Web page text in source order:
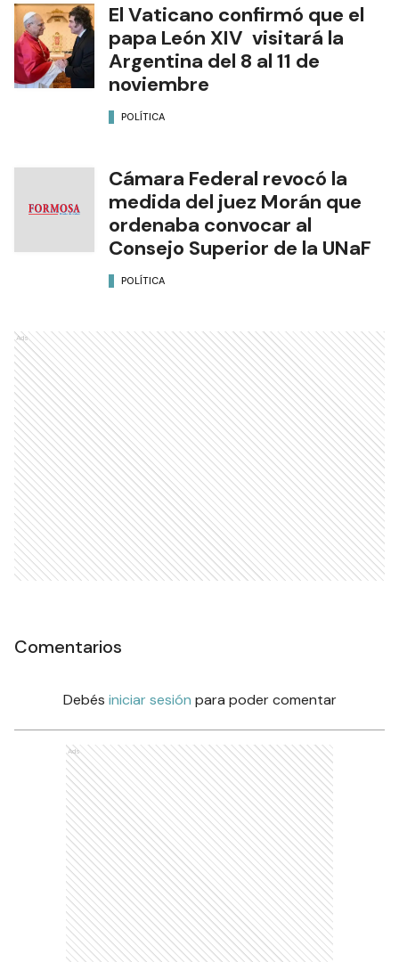
El Vaticano confirmó que el
papa León XIV visitará la
Argentina del 8 al 11 de
noviembre
POLÍTICA
Cámara Federal revocó la
medida del juez Morán que
ordenaba convocar al
Consejo Superior de la UNaF
POLÍTICA
Ads
Comentarios
Debés iniciar sesión para poder comentar
Ads